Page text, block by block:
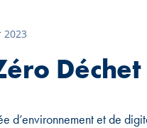
2023
d’environnement et de